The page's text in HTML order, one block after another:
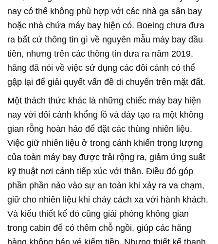
nay có thể không phù hợp với các nhà ga sân bay
hoặc nhà chứa máy bay hiện có. Boeing chưa đưa
ra bất cứ thông tin gì về nguyên mẫu máy bay đầu
tiên, nhưng trên các thông tin đưa ra năm 2019,
hãng đã nói về việc sử dụng các đôi cánh có thể
gập lại để giải quyết vấn đề di chuyển trên mặt đất.
Một thách thức khác là những chiếc máy bay hiện
nay với đôi cánh khổng lồ và dày tạo ra một không
gian rỗng hoàn hảo để đặt các thùng nhiên liệu.
Việc giữ nhiên liệu ở trong cánh khiến trọng lượng
của toàn máy bay được trải rộng ra, giảm ứng suất
kỹ thuật nơi cánh tiếp xúc với thân. Điều đó góp
phần phần nào vào sự an toàn khi xảy ra va chạm,
giữ cho nhiên liệu khi cháy cách xa với hành khách.
Và kiểu thiết kế đó cũng giải phóng không gian
trong cabin để có thêm chỗ ngồi, giúp các hãng